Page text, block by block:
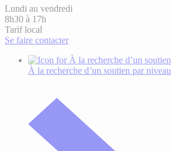
Lundi au vendredi
8h30 à 17h
Tarif local
Se faire contacter
À la recherche d’un soutien par niveau